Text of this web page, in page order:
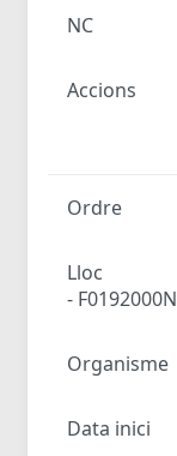
NC
Accions
Ordre
Lloc
- F0192000N
Organisme
Data inici